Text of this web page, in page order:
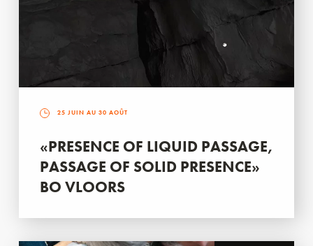
25 JUIN AU 30 AOÛT
«PRESENCE OF LIQUID PASSAGE,
PASSAGE OF SOLID PRESENCE»
BO VLOORS